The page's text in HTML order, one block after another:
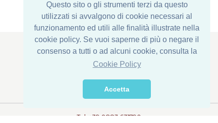
Questo sito o gli strumenti terzi da questo
utilizzati si avvalgono di cookie necessari al
funzionamento ed utili alle finalità illustrate nella
cookie policy. Se vuoi saperne di più o negare il
consenso a tutti o ad alcuni cookie, consulta la
Cookie Policy
Accetta
Registered Office : Via Corona di Ferro, 1
Einrichtung: Via della Transumanza, 61/63
76015 Trinitapoli (BT) - ITALY
Tel. +39 0883 631790